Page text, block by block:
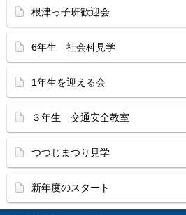
根津っ子班歓迎会
6年生 社会科見学
1年生を迎える会
３年生 交通安全教室
つつじまつり見学
新年度のスタート